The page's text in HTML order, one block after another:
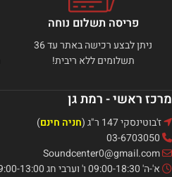
פריסה תשלום נוחה
ניתן לבצע רכישה באתר עד 36
תשלומים ללא ריבית!
מרכז ראשי - רמת גן
ז'בוטינסקי 147 ר"ג ( חניה חינם)
א'-ה' 09:00-18:30 ו' וערבי חג 09:00-13:00